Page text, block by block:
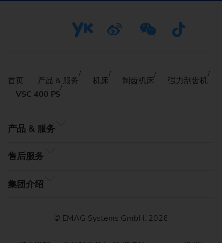
首页 产品 & 服务 机床 制齿机床
强力刮齿机
VSC 400 PS
产品 & 服务
售后服务
集团介绍
© EMAG Systems GmbH, 2026